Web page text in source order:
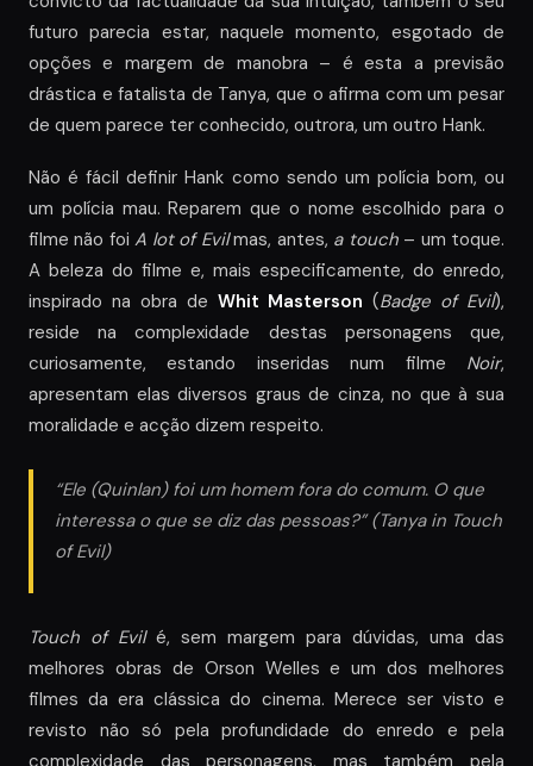
futuro parecia estar, naquele momento, esgotado de
opções e margem de manobra – é esta a previsão
drástica e fatalista de Tanya, que o afirma com um pesar
de quem parece ter conhecido, outrora, um outro Hank.
Não é fácil definir Hank como sendo um polícia bom, ou
um polícia mau. Reparem que o nome escolhido para o
filme não foiA lot of Evilmas, antes, a touch– um toque.
A beleza do filme e, mais especificamente, do enredo,
inspirado na obra de Whit Masterson (Badge of Evil),
reside na complexidade destas personagens que,
curiosamente, estando inseridas num filme Noir,
apresentam elas diversos graus de cinza, no que à sua
moralidade e acção dizem respeito.
“Ele (Quinlan) foi um homem fora do comum. O que
interessa o que se diz das pessoas?” (Tanya in Touch
of Evil)
Touch of Evilé, sem margem para dúvidas, uma das
melhores obras de Orson Welles e um dos melhores
filmes da era clássica do cinema. Merece ser visto e
revisto não só pela profundidade do enredo e pela
complexidade das personagens, mas também pela